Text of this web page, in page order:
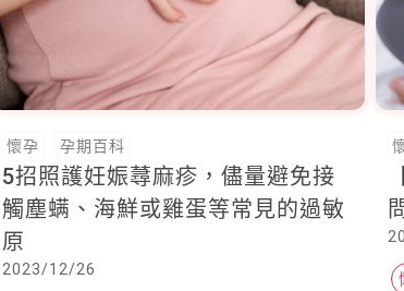
懷孕 孕期百科
5招照護妊娠蕁麻疹，儘量避免接
觸塵螨、海鮮或雞蛋等常見的過敏
原
2023/12/26